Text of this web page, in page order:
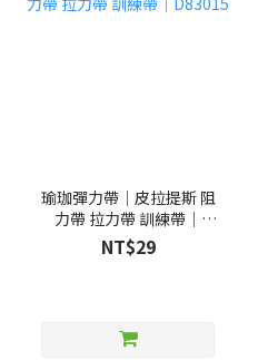
瑜珈彈力帶｜皮拉提斯 阻
力帶 拉力帶 訓練帶｜
D83015
NT$29